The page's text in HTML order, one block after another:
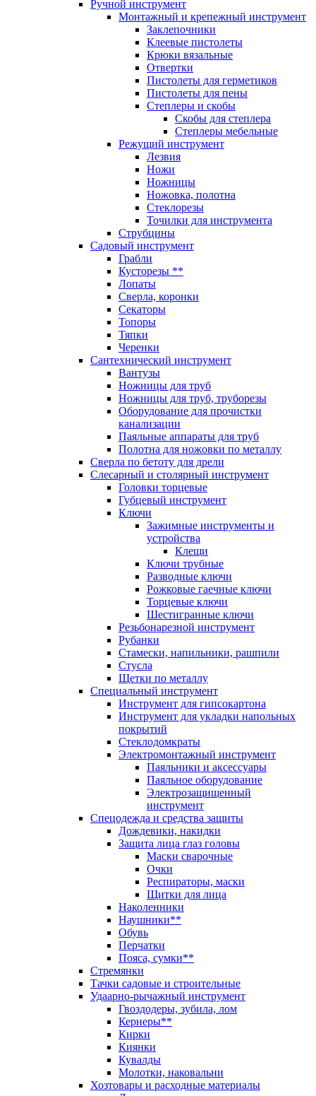
Ручной инструмент
Монтажный и крепежный инструмент
Заклепочники
Клеевые пистолеты
Крюки вязальные
Отвертки
Пистолеты для герметиков
Пистолеты для пены
Степлеры и скобы
Скобы для степлера
Степлеры мебельные
Режущий инструмент
Лезвия
Ножи
Ножницы
Ножовка, полотна
Стеклорезы
Точилки для инструмента
Струбцины
Садовый инструмент
Грабли
Кусторезы **
Лопаты
Сверла, коронки
Секаторы
Топоры
Тяпки
Черенки
Сантехнический инструмент
Вантузы
Ножницы для труб
Ножницы для труб, труборезы
Оборудование для прочистки
канализации
Паяльные аппараты для труб
Полотна для ножовки по металлу
Сверла по бетоту для дрели
Слесарный и столярный инструмент
Головки торцевые
Губцевый инструмент
Ключи
Зажимные инструменты и
устройства
Клещи
Ключи трубные
Разводные ключи
Рожковые гаечные ключи
Торцевые ключи
Шестигранные ключи
Резьбонарезной инструмент
Рубанки
Стамески, напильники, рашпили
Стусла
Щетки по металлу
Специальный инструмент
Инструмент для гипсокартона
Инструмент для укладки напольных
покрытий
Стеклодомкраты
Электромонтажный инструмент
Паяльники и аксессуары
Паяльное оборудование
Электрозащищенный
инструмент
Спецодежда и средства защиты
Дождевики, накидки
Защита лица глаз головы
Маски сварочные
Очки
Респираторы, маски
Щитки для лица
Наколенники
Наушники**
Обувь
Перчатки
Пояса, сумки**
Стремянки
Тачки садовые и строительные
Удаарно-рычажный инструмент
Гвоздодеры, зубила, лом
Кернеры**
Кирки
Киянки
Кувалды
Молотки, наковальни
Хозтовары и расходные материалы